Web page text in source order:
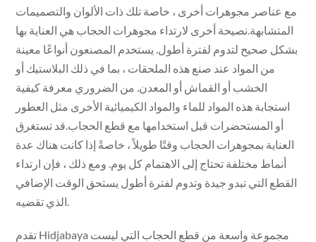
مع عناصر مجوهرات أخرى ، خاصة تلك ذات الألوان والتصميمات
المتشابهة.نصيحة أخرى لارتداء مجوهرات الحجاب هي العناية بها
بشكل صحيح لتدوم لفترة أطول. يستخدم المصنعون أنواعًا معينة
من المواد عند صنع هذه الملحقات ، بما في ذلك البلاستيك أو
الخشب أو القماش أو المعدن. من الضروري معرفة كيفية
استجابة هذه المواد للماء والمواد الكيميائية الأخرى مثل العطور
أو المستحضرات قبل استخدامها مع قطع الحجاب.قد تستغرق
العناية بمجوهرات الحجاب وقتًا طويلاً ، خاصةً إذا كانت هناك عدة
أنماط مختلفة تحتاج إلى الاهتمام كل يوم. ومع ذلك ، فإن ارتداء
القطع التي تبدو جيدة وتدوم لفترة أطول يستحق الوقت الإضافي
الذي تقضيه.
تقدم Hidjabaya مجموعة واسعة من قطع الحجاب التي ليست